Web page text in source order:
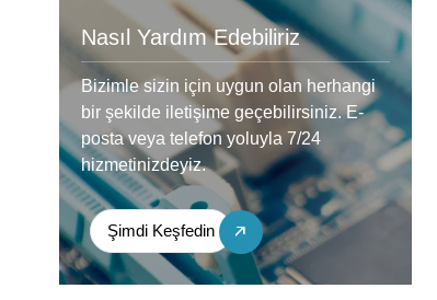
Nasıl Yardım Edebiliriz
Bizimle sizin için uygun olan herhangi
bir şekilde iletişime geçebilirsiniz. E-
posta veya telefon yoluyla 7/24
hizmetinizdeyiz.
Şimdi Keşfedin